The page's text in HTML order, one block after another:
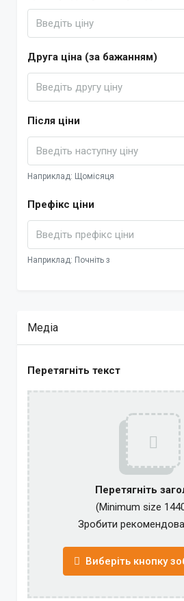
Друга ціна (за бажанням)
Після ціни
Наприклад: Щомісяця
Префікс ціни
Наприклад: Почніть з
Медіа
Перетягніть текст
Перетягніть
(Minimum size
Зробити
Виберіть кнопку